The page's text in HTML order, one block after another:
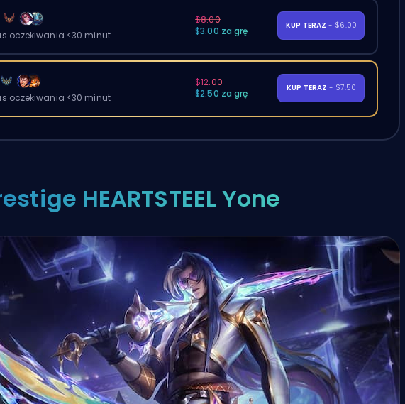
oczekiwania <30 minut
$8.00
$3.00 za grę
KUP TERAZ - $6.00
oczekiwania <30 minut
$12.00
$2.50 za grę
KUP TERAZ - $7.50
HEARTSTEEL Yone